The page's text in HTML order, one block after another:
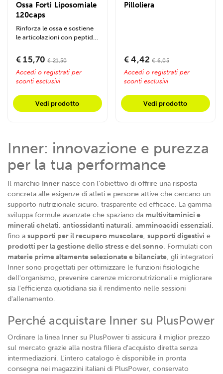
Ossa Forti Liposomiale
120caps
Rinforza le ossa e sostiene
le articolazioni con peptidi
marino,...
€ 15,70 € 21,50
Accedi o registrati per
sconti esclusivi
Vedi prodotto
Pilloliera
€ 4,42 € 6,05
Accedi o registrati per
sconti esclusivi
Vedi prodotto
Inner: innovazione e purezza
per la tua performance
Il marchio Inner nasce con l'obiettivo di offrire una risposta
concreta alle esigenze di atleti e persone attive che cercano un
supporto nutrizionale sicuro, trasparente ed efficace. La gamma
sviluppa formule avanzate che spaziano da multivitaminici e
minerali chelati, antiossidanti naturali, amminoacidi essenziali,
fino a supporti per il recupero muscolare, supporti digestivi e
prodotti per la gestione dello stress e del sonno. Formulati con
materie prime altamente selezionate e bilanciate, gli integratori
Inner sono progettati per ottimizzare le funzioni fisiologiche
dell'organismo, prevenire carenze micronutrizionali e migliorare
sia l'efficienza quotidiana sia il rendimento nelle sessioni
d'allenamento.
Perché acquistare Inner su PlusPower
Ordinare la linea Inner su PlusPower ti assicura il miglior prezzo
sul mercato grazie alla nostra filiera d'acquisto diretta senza
intermediazioni. L'intero catalogo è disponibile in pronta
consegna nei magazzini italiani di PlusPower, conservato